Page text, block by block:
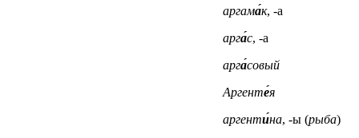
аргама́к, -а
арга́с, -а
арга́совый
Аргенте́я
аргенти́на, -ы (рыба)